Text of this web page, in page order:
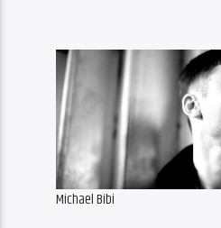
Michael Bibi